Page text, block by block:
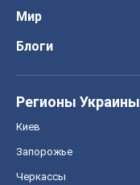
Мир
Блоги
Регионы Украины
Киев
Запорожье
Черкассы